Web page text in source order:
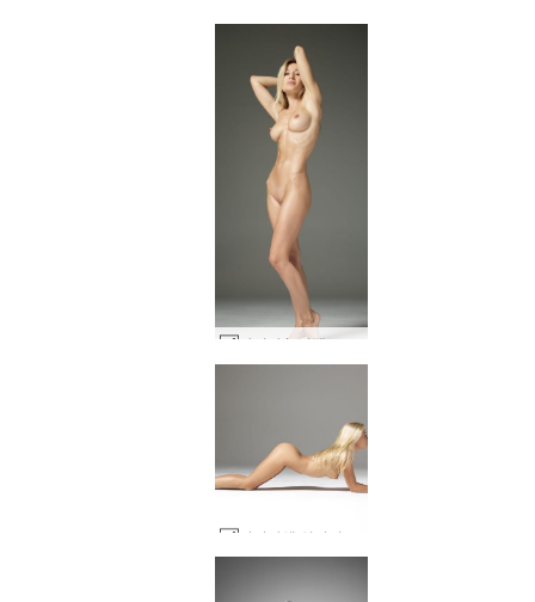
다리나 L 퍼펙트 10 #14